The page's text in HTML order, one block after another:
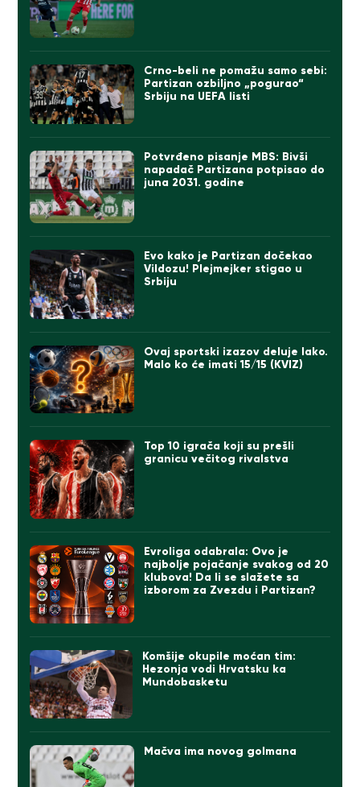
Crno-beli ne pomažu samo sebi:
Partizan ozbiljno „pogurao“
Srbiju na UEFA listi
Potvrđeno pisanje MBS: Bivši
napadač Partizana potpisao do
juna 2031. godine
Evo kako je Partizan dočekao
Vildozu! Plejmejker stigao u
Srbiju
Ovaj sportski izazov deluje lako.
Malo ko će imati 15/15 (KVIZ)
Top 10 igrača koji su prešli
granicu večitog rivalstva
Evroliga odabrala: Ovo je
najbolje pojačanje svakog od 20
klubova! Da li se slažete sa
izborom za Zvezdu i Partizan?
Komšije okupile moćan tim:
Hezonja vodi Hrvatsku ka
Mundobasketu
Mačva ima novog golmana